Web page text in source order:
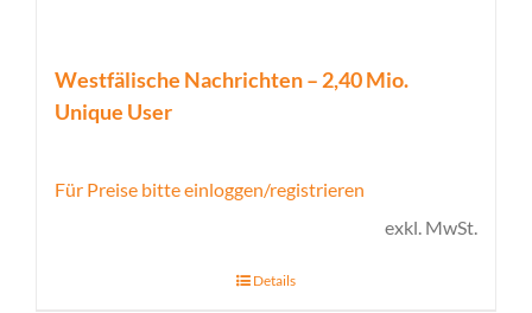
Westfälische Nachrichten – 2,40 Mio.
Unique User
Für Preise bitte einloggen/registrieren
exkl. MwSt.
Details